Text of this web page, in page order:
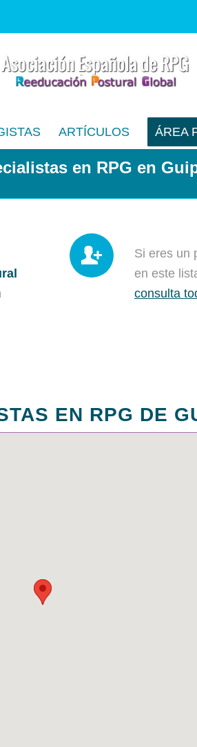
ARTÍCULOS ÁREA
en RPG en
Si eres un
en este
consulta
EN RPG DE